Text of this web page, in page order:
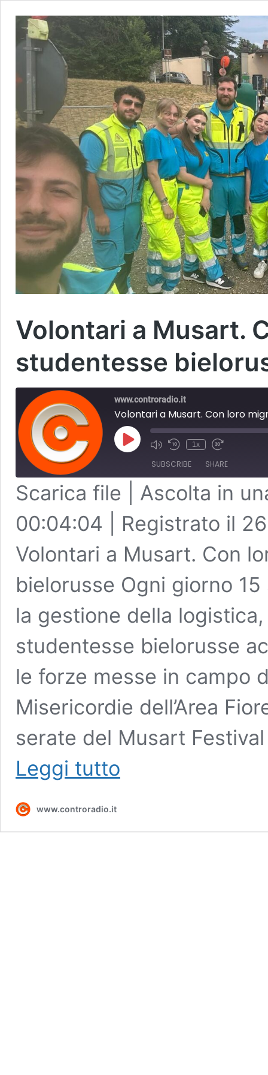
Volontari a Musart.
studentesse
www.controradio.it
Volontari a Musart. Con loro
Play
Episode
1x
SUBSCRIBE SHARE
RSS FEED
SHARE
LINK
EMBED
Scarica file
Ascolta in
00:04:04
Registrato il
Volontari a Musart. Con
bielorusse Ogni giorno
la gestione della
studentesse bielorusse
le forze messe in campo
Misericordie dell’Area
serate del Musart
Leggi tutto
e
www.controradio.it